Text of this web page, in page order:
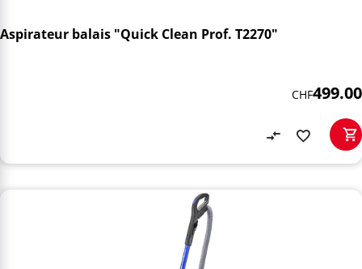
Aspirateur balais "Quick Clean Prof. T2270"
CHF499.00